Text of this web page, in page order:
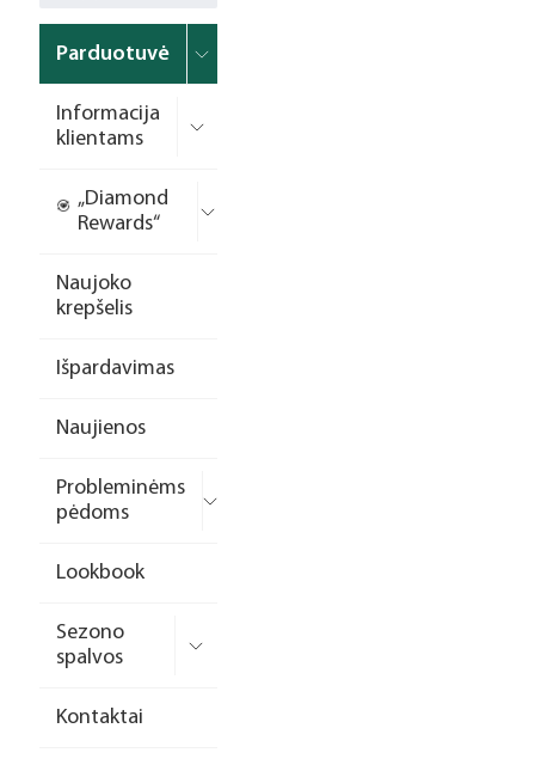
Parduotuvė
Informacija
klientams
„Diamond
Rewards“
Naujoko
krepšelis
Išpardavimas
Naujienos
Probleminėms
pėdoms
Lookbook
Sezono
spalvos
Kontaktai